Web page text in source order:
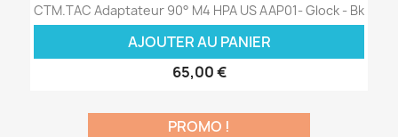
CTM.TAC Adaptateur 90° M4 HPA US AAP01- Glock - Bk
AJOUTER AU PANIER
65,00 €
PROMO !